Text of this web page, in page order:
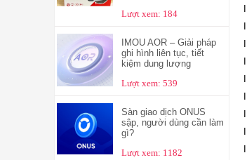
Lượt xem: 184
IMOU AOR – Giải pháp
ghi hình liên tục, tiết
kiệm dung lượng
Lượt xem: 539
Sàn giao dịch ONUS
sập, người dùng cần làm
gì?
Lượt xem: 1182